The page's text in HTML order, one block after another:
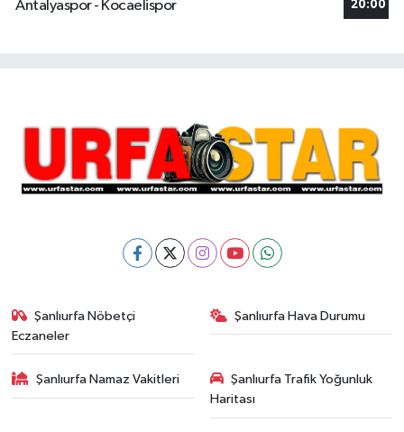
Antalyaspor - Kocaelispor 20:00
Şanlıurfa Nöbetçi
Eczaneler
Şanlıurfa Hava Durumu
Şanlıurfa Namaz Vakitleri
Şanlıurfa Trafik Yoğunluk
Haritası